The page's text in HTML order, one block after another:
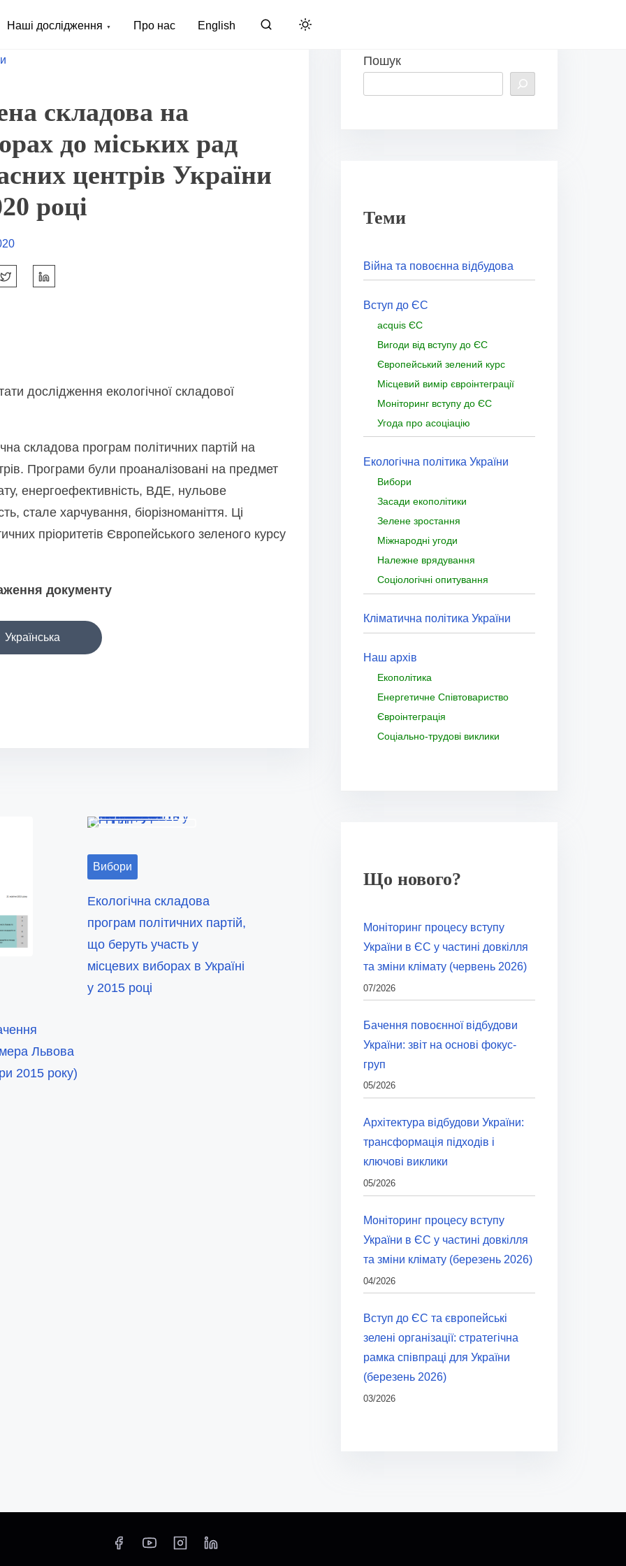
Наші дослідження Про нас English
складова на
до міських рад
центрів України
році
дослідження екологічної складової
складова програм політичних партій на
Програми були проаналізовані на предмет
енергоефективність, ВДЕ, нульове
стале харчування, біорізноманіття. Ці
пріоритетів Європейського зеленого курсу
документу
Українська
Львова
2015 року)
Вибори
Екологічна складова
програм політичних партій,
що беруть участь у
місцевих виборах в Україні
у 2015 році
Пошук
Теми
Війна та повоєнна відбудова
Вступ до ЄС
acquis ЄС
Вигоди від вступу до ЄС
Європейський зелений курс
Місцевий вимір євроінтеграції
Моніторинг вступу до ЄС
Угода про асоціацію
Екологічна політика України
Вибори
Засади екополітики
Зелене зростання
Міжнародні угоди
Належне врядування
Соціологічні опитування
Кліматична політика України
Наш архів
Екополітика
Енергетичне Співтовариство
Євроінтеграція
Соціально-трудові виклики
Що нового?
Моніторинг процесу вступу
України в ЄС у частині довкілля
та зміни клімату (червень 2026)
07/2026
Бачення повоєнної відбудови
України: звіт на основі фокус-
груп
05/2026
Архітектура відбудови України:
трансформація підходів і
ключові виклики
05/2026
Моніторинг процесу вступу
України в ЄС у частині довкілля
та зміни клімату (березень 2026)
04/2026
Вступ до ЄС та європейські
зелені організації: стратегічна
рамка співпраці для України
(березень 2026)
03/2026